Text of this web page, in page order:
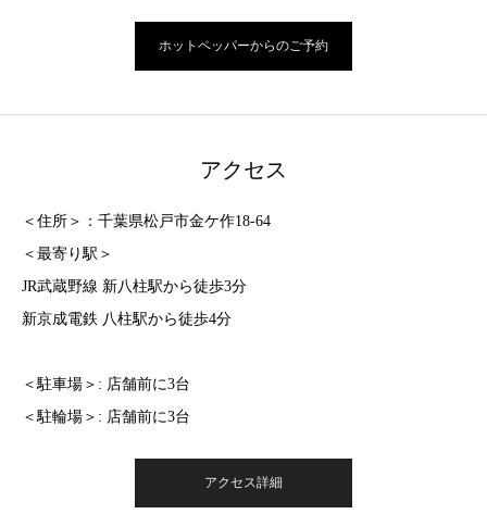
ホットペッパーからのご予約
アクセス
＜住所＞：千葉県松戸市金ケ作18-64
＜最寄り駅＞
JR武蔵野線 新八柱駅から徒歩3分
新京成電鉄 八柱駅から徒歩4分
＜駐車場＞: 店舗前に3台
＜駐輪場＞: 店舗前に3台
アクセス詳細